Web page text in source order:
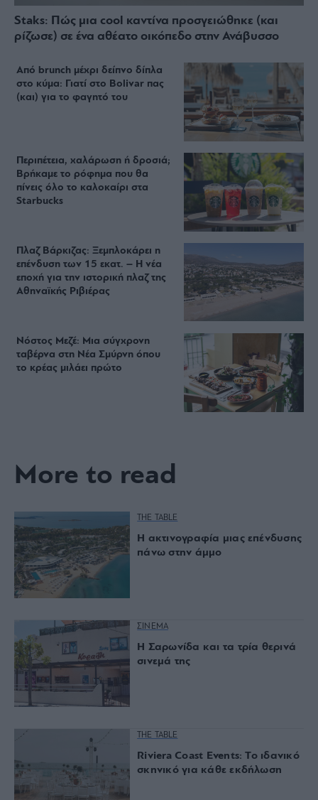
Staks: Πώς μια cool καντίνα προσγειώθηκε (και
ρίζωσε) σε ένα αθέατο οικόπεδο στην Ανάβυσσο
Από brunch μέχρι δείπνο δίπλα
στο κύμα: Γιατί στο Bolivar πας
(και) για το φαγητό του
Περιπέτεια, χαλάρωση ή δροσιά;
Βρήκαμε το ρόφημα που θα
πίνεις όλο το καλοκαίρι στα
Starbucks
Πλαζ Βάρκιζας: Ξεμπλοκάρει η
επένδυση των 15 εκατ. – Η νέα
εποχή για την ιστορική πλαζ της
Αθηναϊκής Ριβιέρας
Νόστος Μεζέ: Μια σύγχρονη
ταβέρνα στη Νέα Σμύρνη όπου
το κρέας μιλάει πρώτο
More to read
THE TABLE
Η ακτινογραφία μιας επένδυσης
πάνω στην άμμο
ΣΙΝΕΜΑ
Η Σαρωνίδα και τα τρία θερινά
σινεμά της
THE TABLE
Riviera Coast Events: Το ιδανικό
σκηνικό για κάθε εκδήλωση